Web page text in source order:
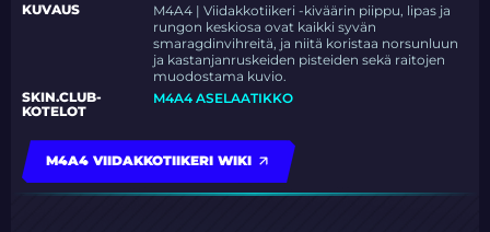
KUVAUS
M4A4 | Viidakkotiikeri -kiväärin piippu, lipas ja
rungon keskiosa ovat kaikki syvän
smaragdinvihreitä, ja niitä koristaa norsunluun
ja kastanjanruskeiden pisteiden sekä raitojen
muodostama kuvio.
SKIN.CLUB-
KOTELOT
M4A4 ASELAATIKKO
M4A4 VIIDAKKOTIIKERI WIKI